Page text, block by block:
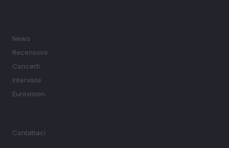
News
Recensioni
Concerti
Interviste
Eurovision
Contattaci